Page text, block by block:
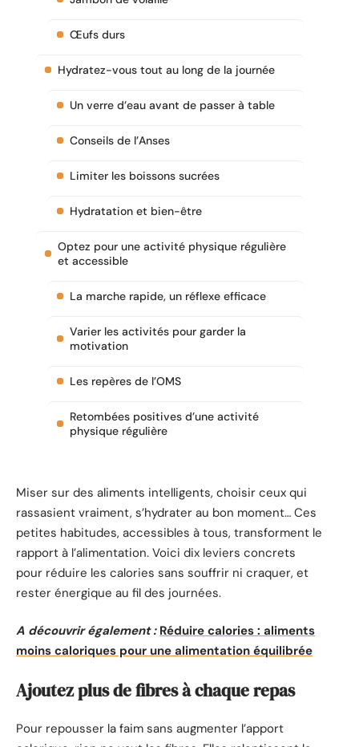
Œufs durs
Hydratez-vous tout au long de la journée
Un verre d’eau avant de passer à table
Conseils de l’Anses
Limiter les boissons sucrées
Hydratation et bien-être
Optez pour une activité physique régulière
et accessible
La marche rapide, un réflexe efficace
Varier les activités pour garder la
motivation
Les repères de l’OMS
Retombées positives d’une activité
physique régulière
Miser sur des aliments intelligents, choisir ceux qui
rassasient vraiment, s’hydrater au bon moment… Ces
petites habitudes, accessibles à tous, transforment le
rapport à l’alimentation. Voici dix leviers concrets
pour réduire les calories sans souffrir ni craquer, et
rester énergique au fil des journées.
A découvrir également : Réduire calories : aliments
moins caloriques pour une alimentation équilibrée
Ajoutez plus de fibres à chaque repas
Pour repousser la faim sans augmenter l’apport